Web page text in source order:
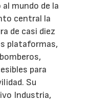
mundo de la
central la
de casi diez
plataformas,
para
Su
Industria,